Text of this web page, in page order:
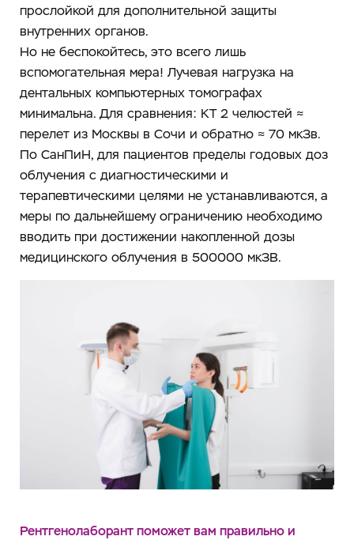
прослойкой для дополнительной защиты
внутренних органов.
Но не беспокойтесь, это всего лишь
вспомогательная мера! Лучевая нагрузка на
дентальных компьютерных томографах
минимальна. Для сравнения: КТ 2 челюстей ≈
перелет из Москвы в Сочи и обратно ≈ 70 мкЗв.
По СанПиН, для пациентов пределы годовых доз
облучения с диагностическими и
терапевтическими целями не устанавливаются, а
меры по дальнейшему ограничению необходимо
вводить при достижении накопленной дозы
медицинского облучения в 500000 мкЗВ.
Рентгенолаборант поможет вам правильно и